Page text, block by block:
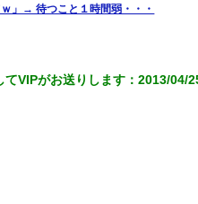
たね…部屋くる？」ワイ「行
」→ 待つこと１時間弱・・・
てVIPがお送りします ：2013/04/